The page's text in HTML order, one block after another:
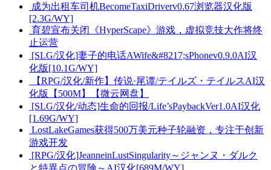
成为出租车司机BecomeTaxiDriverv0.67浏览器汉化版
[2.3G/WY]
育碧宣布关闭《HyperScape》游戏，虚拟竞技大作将终
止运营
[SLG/汉化]妻子的电话AWife&#8217;sPhonev0.9.0AI汉
化版[10.1G/WY]
【RPG/汉化/新作】传说·尾谭/テイルズ・テイルスAI汉
化版【500M】【微云网盘】
[SLG/汉化/动态]生命的回报/Life’sPaybackVer1.0AI汉化
[1.69G/WY]
LostLakeGames获得500万美元种子轮融资，专注于创新
游戏开发
[RPG/汉化]JeanneinLustSingularity～ジャンヌ・ダルク
と特異点の冒険～AI汉化[689M/WY]